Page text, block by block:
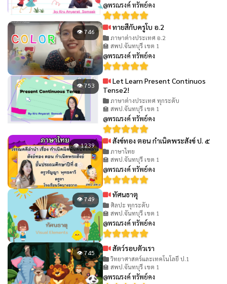
@พรณรงค์ ทรัพย์คง
👁 746 ทายสีกับครูโบ อ.2
ภาษาต่างประเทศ อ.2
🏫 สพป.จันทบุรี เขต 1
@พรณรงค์ ทรัพย์คง
👁 753
Let Learn Present Continuos
Tense2!
ภาษาต่างประเทศ ทุกระดับ
🏫 สพป.จันทบุรี เขต 1
@พรณรงค์ ทรัพย์คง
👁 1239 สังข์ทอง ตอน กำเนิดพระสังข์ ป. ๕
ภาษาไทย
🏫 สพป.จันทบุรี เขต 1
@พรณรงค์ ทรัพย์คง
👁 749 ทัศนธาตุ
ศิลปะ ทุกระดับ
🏫 สพป.จันทบุรี เขต 1
@พรณรงค์ ทรัพย์คง
👁 745 สัตว์รอบตัวเรา
วิทยาศาสตร์และเทคโนโลยี ป.1
🏫 สพป.จันทบุรี เขต 1
@พรณรงค์ ทรัพย์คง